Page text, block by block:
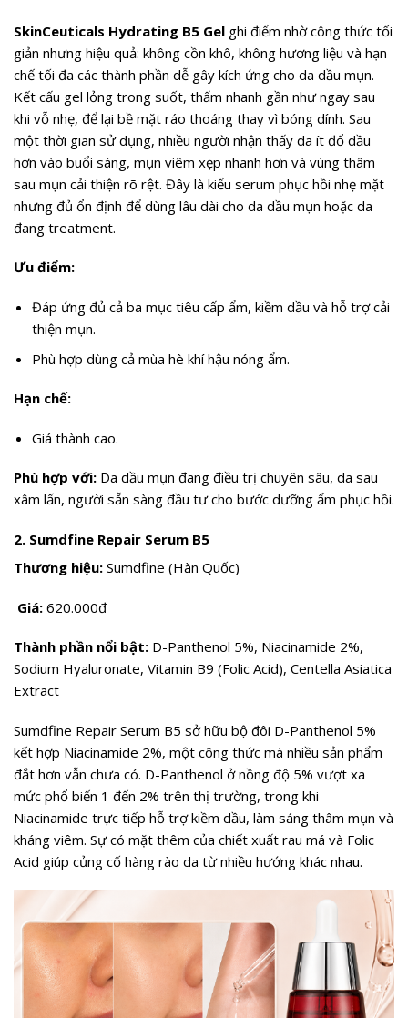
SkinCeuticals Hydrating B5 Gel ghi điểm nhờ công thức tối
giản nhưng hiệu quả: không cồn khô, không hương liệu và hạn
chế tối đa các thành phần dễ gây kích ứng cho da dầu mụn.
Kết cấu gel lỏng trong suốt, thấm nhanh gần như ngay sau
khi vỗ nhẹ, để lại bề mặt ráo thoáng thay vì bóng dính. Sau
một thời gian sử dụng, nhiều người nhận thấy da ít đổ dầu
hơn vào buổi sáng, mụn viêm xẹp nhanh hơn và vùng thâm
sau mụn cải thiện rõ rệt. Đây là kiểu serum phục hồi nhẹ mặt
nhưng đủ ổn định để dùng lâu dài cho da dầu mụn hoặc da
đang treatment.
Ưu điểm:
Đáp ứng đủ cả ba mục tiêu cấp ẩm, kiềm dầu và hỗ trợ cải
thiện mụn.
Phù hợp dùng cả mùa hè khí hậu nóng ẩm.
Hạn chế:
Giá thành cao.
Phù hợp với: Da dầu mụn đang điều trị chuyên sâu, da sau
xâm lấn, người sẵn sàng đầu tư cho bước dưỡng ẩm phục hồi.
2. Sumdfine Repair Serum B5
Thương hiệu: Sumdfine (Hàn Quốc)
Giá: 620.000đ
Thành phần nổi bật: D-Panthenol 5%, Niacinamide 2%,
Sodium Hyaluronate, Vitamin B9 (Folic Acid), Centella Asiatica
Extract
Sumdfine Repair Serum B5 sở hữu bộ đôi D-Panthenol 5%
kết hợp Niacinamide 2%, một công thức mà nhiều sản phẩm
đắt hơn vẫn chưa có. D-Panthenol ở nồng độ 5% vượt xa
mức phổ biến 1 đến 2% trên thị trường, trong khi
Niacinamide trực tiếp hỗ trợ kiềm dầu, làm sáng thâm mụn và
kháng viêm. Sự có mặt thêm của chiết xuất rau má và Folic
Acid giúp củng cố hàng rào da từ nhiều hướng khác nhau.